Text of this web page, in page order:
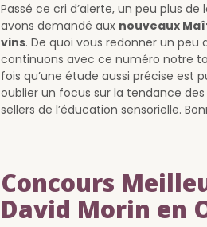
Passé ce cri d’alerte, un peu plus
avons demandé aux nouveaux
vins. De quoi vous redonner un peu
continuons avec ce numéro notre
fois qu’une étude aussi précise est
oublier un focus sur la tendance des
sellers de l’éducation sensorielle.
Concours
David Morin en